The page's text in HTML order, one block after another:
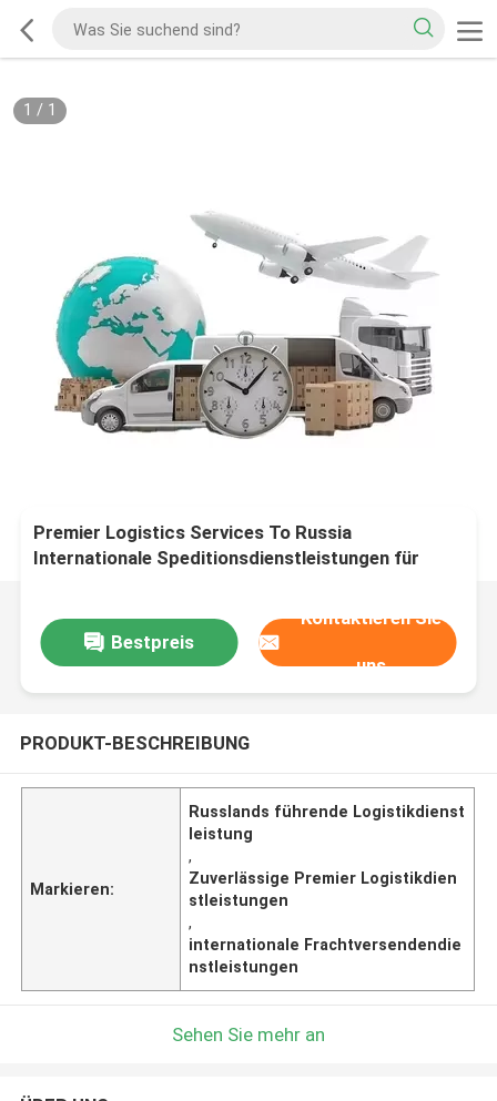
1 / 1
Premier Logistics Services To Russia
Internationale Speditionsdienstleistungen für
Bestpreis
Kontaktieren Sie
uns
PRODUKT-BESCHREIBUNG
Markieren:
Russlands führende Logistikdienst
leistung
,
Zuverlässige Premier Logistikdien
stleistungen
,
internationale Frachtversendendie
nstleistungen
Sehen Sie mehr an